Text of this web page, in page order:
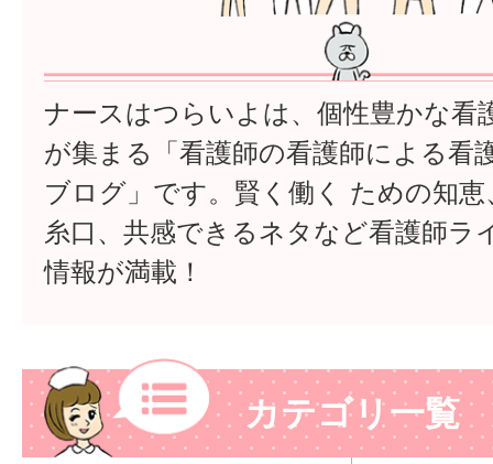
ナースはつらいよは、個性豊かな看
が集まる「看護師の看護師による看
ブログ」です。賢く働く ための知
糸口、共感できるネタなど看護師ラ
情報が満載！
カテゴリ一覧